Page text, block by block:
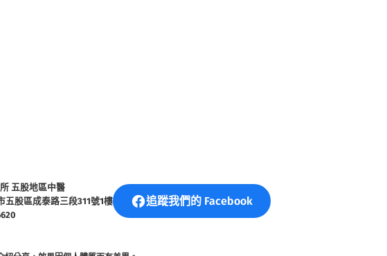
五股地區中醫
五股區成泰路三段311號1樓
追蹤我們的 Facebook